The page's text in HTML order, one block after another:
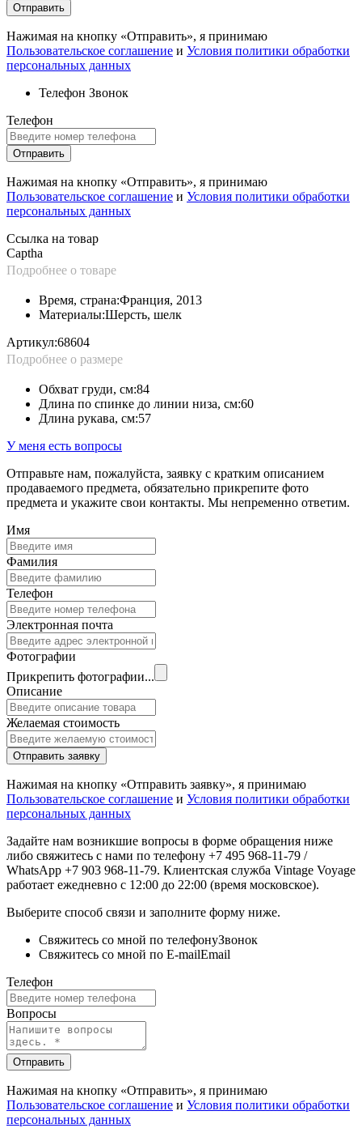
Отправить
Нажимая на кнопку «Отправить», я принимаю
Пользовательское соглашение и Условия политики обработки
персональных данных
Телефон Звонок
Телефон
Отправить
Нажимая на кнопку «Отправить», я принимаю
Пользовательское соглашение и Условия политики обработки
персональных данных
Ссылка на товар
Captha
Подробнее о товаре
Материалы:Шерсть, шелк
Время, страна:Франция, 2013
Артикул:68604
Подробнее о размере
Длина рукава, см:57
Длина по спинке до линии низа, см:60
Обхват груди, см:84
У меня есть вопросы
Отправьте нам, пожалуйста, заявку с кратким описанием
продаваемого предмета, обязательно прикрепите фото
предмета и укажите свои контакты. Мы непременно ответим.
Имя
Фамилия
Телефон
Электронная почта
Фотографии
Прикрепить фотографии...
Описание
Желаемая стоимость
Отправить заявку
Нажимая на кнопку «Отправить заявку», я принимаю
Пользовательское соглашение и Условия политики обработки
персональных данных
Задайте нам возникшие вопросы в форме обращения ниже
либо свяжитесь с нами по телефону +7 495 968-11-79 /
WhatsApp +7 903 968-11-79. Клиентская служба Vintage Voyage
работает ежедневно с 12:00 до 22:00 (время московское).
Выберите способ связи и заполните форму ниже.
Свяжитесь со мной по телефонуЗвонок
Свяжитесь со мной по E-mailEmail
Телефон
Вопросы
Отправить
Нажимая на кнопку «Отправить», я принимаю
Пользовательское соглашение и Условия политики обработки
персональных данных